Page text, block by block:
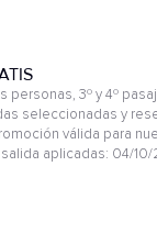
3º y 4º
seleccionadas y
válida para
aplicadas: 04/